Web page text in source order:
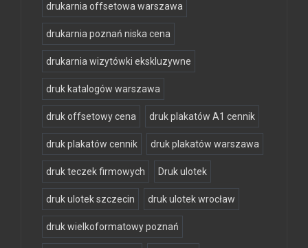
drukarnia offsetowa warszawa
drukarnia poznań niska cena
drukarnia wizytówki ekskluzywne
druk katalogów warszawa
druk offsetowy cena druk plakatów A1 cennik
druk plakatów cennik druk plakatów warszawa
druk teczek firmowych Druk ulotek
druk ulotek szczecin druk ulotek wrocław
druk wielkoformatowy poznań